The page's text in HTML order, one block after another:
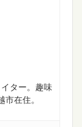
ター。趣味
在住。